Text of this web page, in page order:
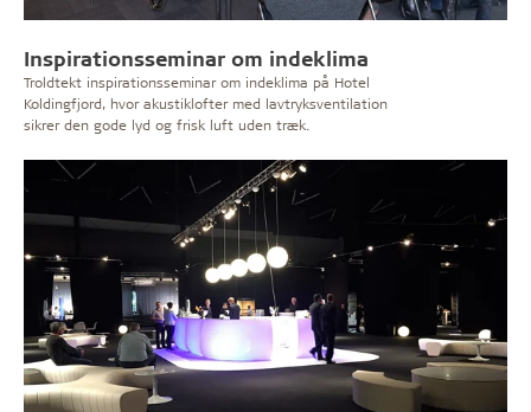
Inspirationsseminar om indeklima
Troldtekt inspirationsseminar om indeklima på Hotel
Koldingfjord, hvor akustiklofter med lavtryksventilation
sikrer den gode lyd og frisk luft uden træk.